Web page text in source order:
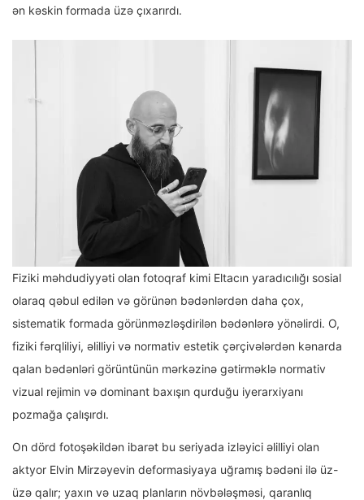
ən kəskin formada üzə çıxarırdı.
Fiziki məhdudiyyəti olan fotoqraf kimi Eltacın yaradıcılığı sosial
olaraq qəbul edilən və görünən bədənlərdən daha çox,
sistematik formada görünməzləşdirilən bədənlərə yönəlirdi. O,
fiziki fərqliliyi, əlilliyi və normativ estetik çərçivələrdən kənarda
qalan bədənləri görüntünün mərkəzinə gətirməklə normativ
vizual rejimin və dominant baxışın qurduğu iyerarxiyanı
pozmağa çalışırdı.
On dörd fotoşəkildən ibarət bu seriyada izləyici əlilliyi olan
aktyor Elvin Mirzəyevin deformasiyaya uğramış bədəni ilə üz-
üzə qalır; yaxın və uzaq planların növbələşməsi, qaranlıq